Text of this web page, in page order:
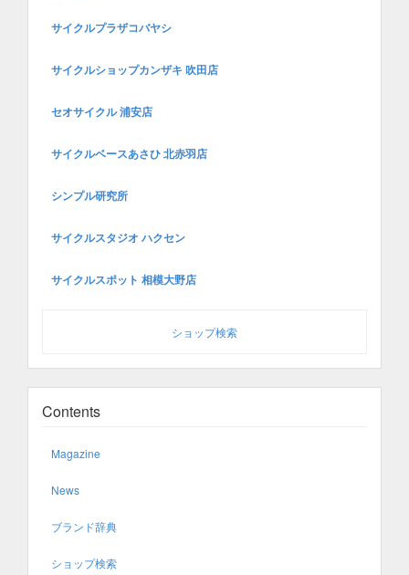
サイクルプラザコバヤシ
サイクルショップカンザキ 吹田店
セオサイクル 浦安店
サイクルベースあさひ 北赤羽店
シンプル研究所
サイクルスタジオ ハクセン
サイクルスポット 相模大野店
ショップ検索
Contents
Magazine
News
ブランド辞典
ショップ検索